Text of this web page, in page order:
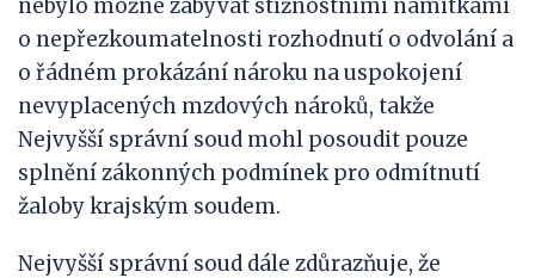
nebylo možné zabývat stížnostními námitkami
o nepřezkoumatelnosti rozhodnutí o odvolání a
o řádném prokázání nároku na uspokojení
nevyplacených mzdových nároků, takže
Nejvyšší správní soud mohl posoudit pouze
splnění zákonných podmínek pro odmítnutí
žaloby krajským soudem.
Nejvyšší správní soud dále zdůrazňuje, že